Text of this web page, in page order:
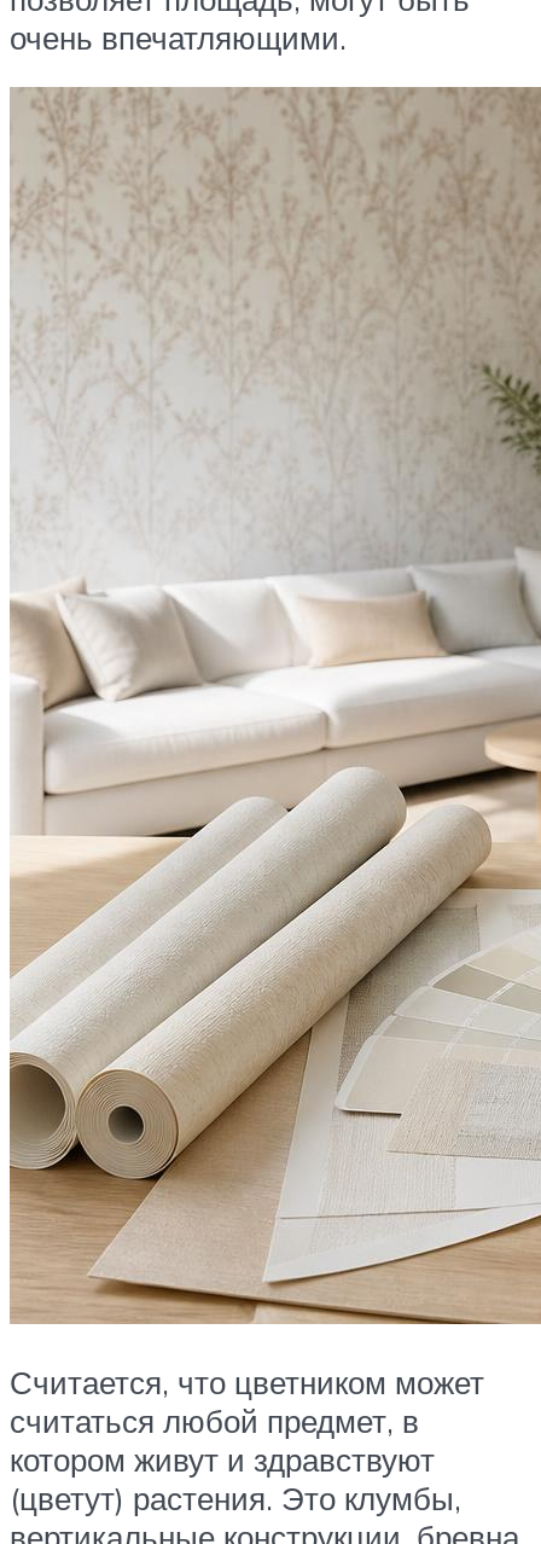
очень впечатляющими.
Считается, что цветником может
считаться любой предмет, в
котором живут и здравствуют
(цветут) растения. Это клумбы,